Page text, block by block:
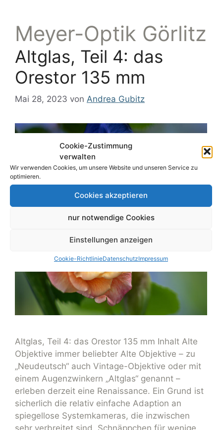
Cookie-Zustimmung
verwalten
Wir verwenden Cookies, um unsere Website und unseren Service zu
optimieren.
Cookies akzeptieren
nur notwendige Cookies
Einstellungen anzeigen
Cookie-RichtlinieDatenschutzImpressum
Meyer-Optik Görlitz
Altglas, Teil 4: das
Orestor 135 mm
Mai 28, 2023 von Andrea Gubitz
Altglas, Teil 4: das Orestor 135 mm Inhalt Alte
Objektive immer beliebter Alte Objektive – zu
„Neudeutsch“ auch Vintage-Objektive oder mit
einem Augenzwinkern „Altglas“ genannt –
erleben derzeit eine Renaissance. Ein Grund ist
sicherlich die relativ einfache Adaption an
spiegellose Systemkameras, die inzwischen